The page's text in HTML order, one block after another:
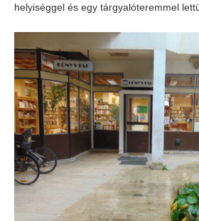
helyiséggel és egy tárgyalóteremmel